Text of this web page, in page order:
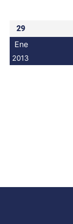
29
Ene
2013